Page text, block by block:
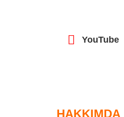
YouTube
HAKKIMDA